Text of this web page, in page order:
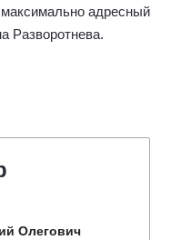
адресный
Разворотнева.
Олегович